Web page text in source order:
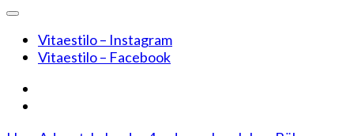
Vitaestilo – Instagram
Vitaestilo – Facebook